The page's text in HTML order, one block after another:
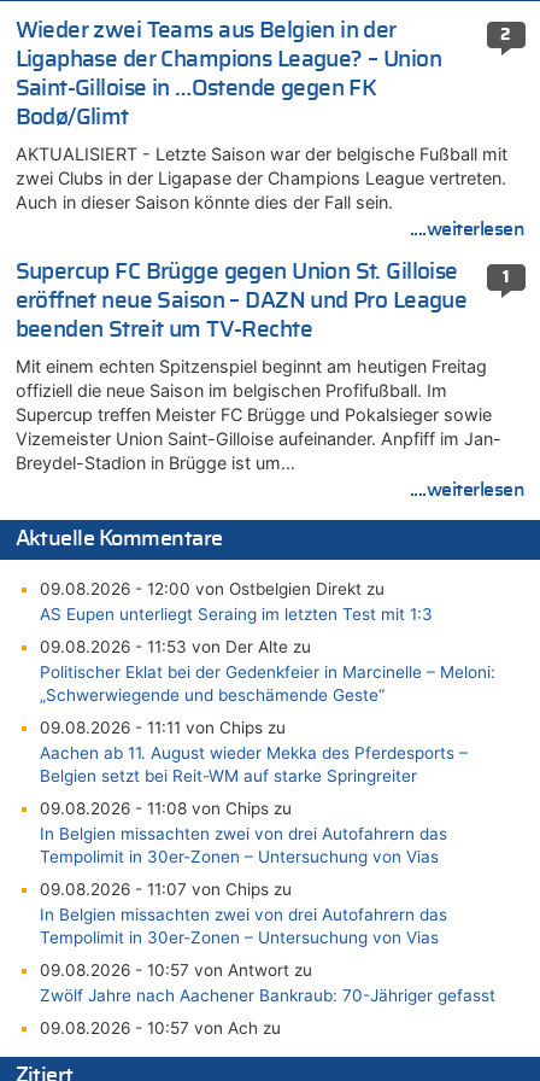
2
Wieder zwei Teams aus Belgien in der
Ligaphase der Champions League? – Union
Saint-Gilloise in …Ostende gegen FK
Bodø/Glimt
AKTUALISIERT - Letzte Saison war der belgische Fußball mit
zwei Clubs in der Ligapase der Champions League vertreten.
Auch in dieser Saison könnte dies der Fall sein.
....weiterlesen
1
Supercup FC Brügge gegen Union St. Gilloise
eröffnet neue Saison – DAZN und Pro League
beenden Streit um TV-Rechte
Mit einem echten Spitzenspiel beginnt am heutigen Freitag
offiziell die neue Saison im belgischen Profifußball. Im
Supercup treffen Meister FC Brügge und Pokalsieger sowie
Vizemeister Union Saint-Gilloise aufeinander. Anpfiff im Jan-
Breydel-Stadion in Brügge ist um…
....weiterlesen
Aktuelle Kommentare
09.08.2026 - 12:00 von Ostbelgien Direkt zu
AS Eupen unterliegt Seraing im letzten Test mit 1:3
09.08.2026 - 11:53 von Der Alte zu
Politischer Eklat bei der Gedenkfeier in Marcinelle – Meloni:
„Schwerwiegende und beschämende Geste“
09.08.2026 - 11:11 von Chips zu
Aachen ab 11. August wieder Mekka des Pferdesports –
Belgien setzt bei Reit-WM auf starke Springreiter
09.08.2026 - 11:08 von Chips zu
In Belgien missachten zwei von drei Autofahrern das
Tempolimit in 30er-Zonen – Untersuchung von Vias
09.08.2026 - 11:07 von Chips zu
In Belgien missachten zwei von drei Autofahrern das
Tempolimit in 30er-Zonen – Untersuchung von Vias
09.08.2026 - 10:57 von Antwort zu
Zwölf Jahre nach Aachener Bankraub: 70-Jähriger gefasst
09.08.2026 - 10:57 von Ach zu
Politischer Eklat bei der Gedenkfeier in Marcinelle – Meloni:
„Schwerwiegende und beschämende Geste“